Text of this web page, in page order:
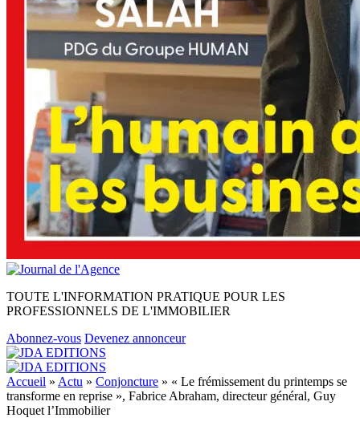
TOUTE L'INFORMATION PRATIQUE POUR LES
PROFESSIONNELS DE L'IMMOBILIER
Abonnez-vous Devenez annonceur
Accueil » Actu » Conjoncture » « Le frémissement du printemps se
transforme en reprise », Fabrice Abraham, directeur général, Guy
Hoquet l’Immobilier